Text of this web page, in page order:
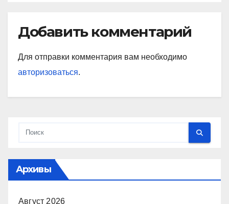
Добавить комментарий
Для отправки комментария вам необходимо
авторизоваться.
Архивы
Август 2026